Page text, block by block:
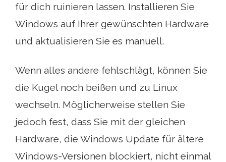
für dich ruinieren lassen. Installieren Sie
Windows auf Ihrer gewünschten Hardware
und aktualisieren Sie es manuell.
Wenn alles andere fehlschlägt, können Sie
die Kugel noch beißen und zu Linux
wechseln. Möglicherweise stellen Sie
jedoch fest, dass Sie mit der gleichen
Hardware, die Windows Update für ältere
Windows-Versionen blockiert, nicht einmal